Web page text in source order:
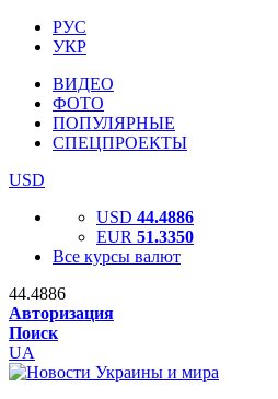
РУС
УКР
ВИДЕО
ФОТО
ПОПУЛЯРНЫЕ
СПЕЦПРОЕКТЫ
USD
USD 44.4886
EUR 51.3350
Все курсы валют
44.4886
Авторизация
Поиск
UA